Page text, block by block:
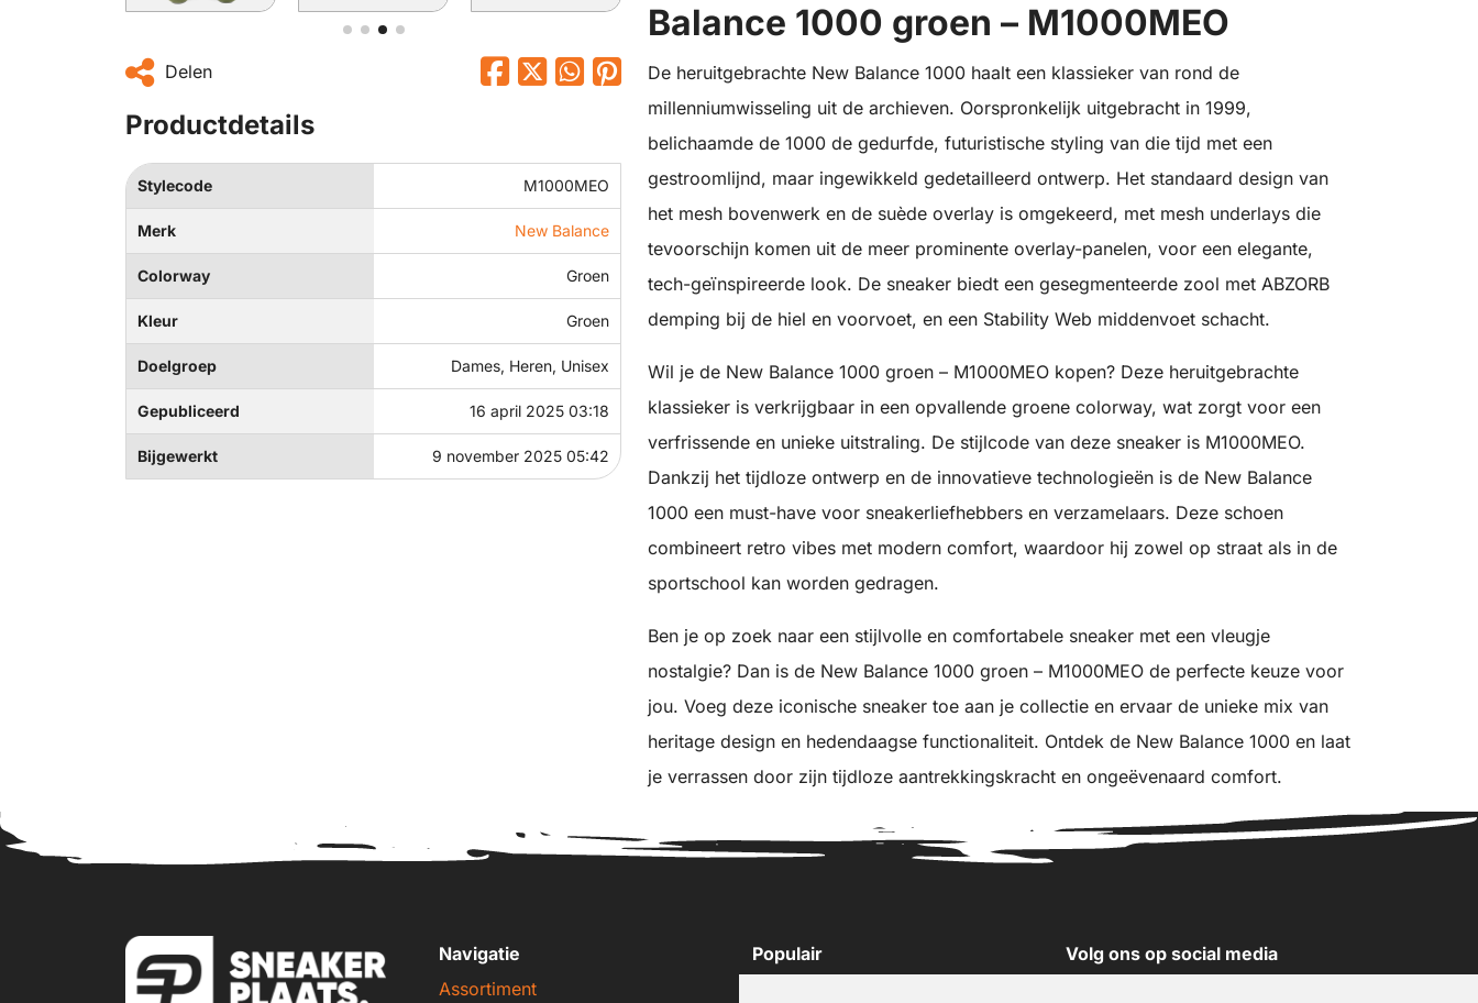
Delen
Productdetails
Stylecode M1000MEO
Merk New Balance
Colorway Groen
Kleur Groen
Doelgroep Dames, Heren, Unisex
Gepubliceerd 16 april 2025 03:18
Bijgewerkt 9 november 2025 05:42
Balance 1000 groen – M1000MEO
De heruitgebrachte New Balance 1000 haalt een klassieker van rond de
millenniumwisseling uit de archieven. Oorspronkelijk uitgebracht in 1999,
belichaamde de 1000 de gedurfde, futuristische styling van die tijd met een
gestroomlijnd, maar ingewikkeld gedetailleerd ontwerp. Het standaard design van
het mesh bovenwerk en de suède overlay is omgekeerd, met mesh underlays die
tevoorschijn komen uit de meer prominente overlay-panelen, voor een elegante,
tech-geïnspireerde look. De sneaker biedt een gesegmenteerde zool met ABZORB
demping bij de hiel en voorvoet, en een Stability Web middenvoet schacht.
Wil je de New Balance 1000 groen – M1000MEO kopen? Deze heruitgebrachte
klassieker is verkrijgbaar in een opvallende groene colorway, wat zorgt voor een
verfrissende en unieke uitstraling. De stijlcode van deze sneaker is M1000MEO.
Dankzij het tijdloze ontwerp en de innovatieve technologieën is de New Balance
1000 een must-have voor sneakerliefhebbers en verzamelaars. Deze schoen
combineert retro vibes met modern comfort, waardoor hij zowel op straat als in de
sportschool kan worden gedragen.
Ben je op zoek naar een stijlvolle en comfortabele sneaker met een vleugje
nostalgie? Dan is de New Balance 1000 groen – M1000MEO de perfecte keuze voor
jou. Voeg deze iconische sneaker toe aan je collectie en ervaar de unieke mix van
heritage design en hedendaagse functionaliteit. Ontdek de New Balance 1000 en laat
je verrassen door zijn tijdloze aantrekkingskracht en ongeëvenaard comfort.
Navigatie
Assortiment
Populair
Volg ons op social media